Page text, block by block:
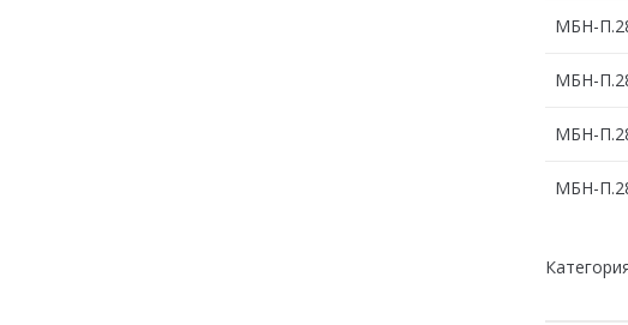
МБН-
МБН-
МБН-
МБН-